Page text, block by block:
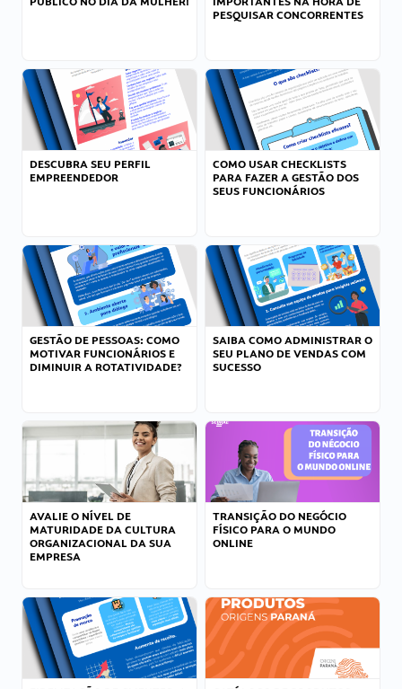
PESQUISAR CONCORRENTES
DESCUBRA SEU PERFIL
EMPREENDEDOR
COMO USAR CHECKLISTS
PARA FAZER A GESTÃO DOS
SEUS FUNCIONÁRIOS
GESTÃO DE PESSOAS: COMO
MOTIVAR FUNCIONÁRIOS E
DIMINUIR A ROTATIVIDADE?
SAIBA COMO ADMINISTRAR O
SEU PLANO DE VENDAS COM
SUCESSO
AVALIE O NÍVEL DE
MATURIDADE DA CULTURA
ORGANIZACIONAL DA SUA
EMPRESA
TRANSIÇÃO DO NEGÓCIO
FÍSICO PARA O MUNDO
ONLINE